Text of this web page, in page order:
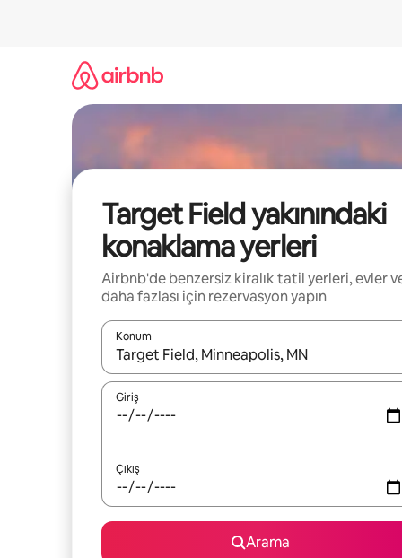
Target Field yakınındaki
konaklama yerleri
Airbnb'de benzersiz kiralık tatil yerleri, evler
daha fazlası için rezervasyon yapın
Konum
Sonuçlar kullanılabilir olduğunda yukarı ve
Giriş
Çıkış
Arama